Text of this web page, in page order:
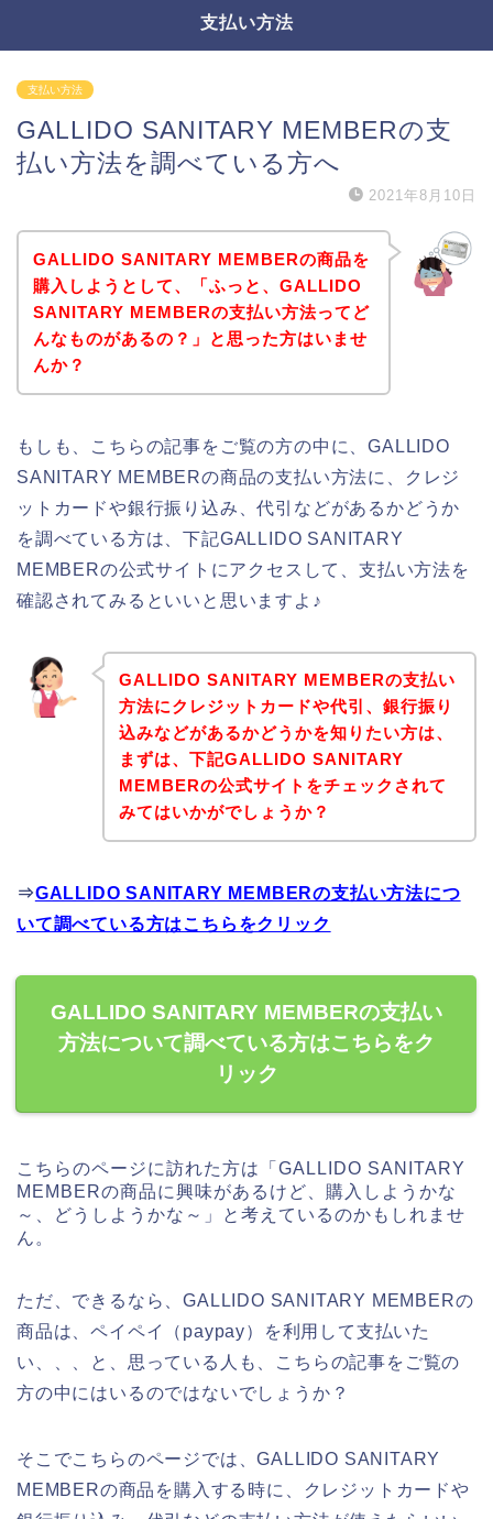
支払い方法
支払い方法
GALLIDO SANITARY MEMBERの支
払い方法を調べている方へ
2021年8月10日
GALLIDO SANITARY MEMBERの商品を
購入しようとして、「ふっと、GALLIDO
SANITARY MEMBERの支払い方法ってど
んなものがあるの？」と思った方はいませ
んか？
もしも、こちらの記事をご覧の方の中に、GALLIDO
SANITARY MEMBERの商品の支払い方法に、クレジ
ットカードや銀行振り込み、代引などがあるかどうか
を調べている方は、下記GALLIDO SANITARY
MEMBERの公式サイトにアクセスして、支払い方法を
確認されてみるといいと思いますよ♪
GALLIDO SANITARY MEMBERの支払い
方法にクレジットカードや代引、銀行振り
込みなどがあるかどうかを知りたい方は、
まずは、下記GALLIDO SANITARY
MEMBERの公式サイトをチェックされて
みてはいかがでしょうか？
⇒GALLIDO SANITARY MEMBERの支払い方法につ
いて調べている方はこちらをクリック
GALLIDO SANITARY MEMBERの支払い
方法について調べている方はこちらをク
リック
こちらのページに訪れた方は「GALLIDO SANITARY
MEMBERの商品に興味があるけど、購入しようかな
～、どうしようかな～」と考えているのかもしれませ
ん。
ただ、できるなら、GALLIDO SANITARY MEMBERの
商品は、ペイペイ（paypay）を利用して支払いた
い、、、と、思っている人も、こちらの記事をご覧の
方の中にはいるのではないでしょうか？
そこでこちらのページでは、GALLIDO SANITARY
MEMBERの商品を購入する時に、クレジットカードや